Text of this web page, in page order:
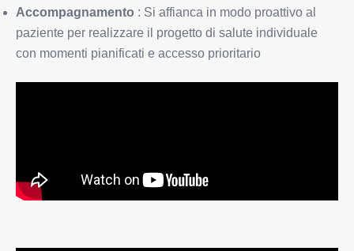
Accompagnamento : Si affianca in modo proattivo al
paziente per realizzare il progetto di salute individuale
con momenti pianificati e accesso prioritario